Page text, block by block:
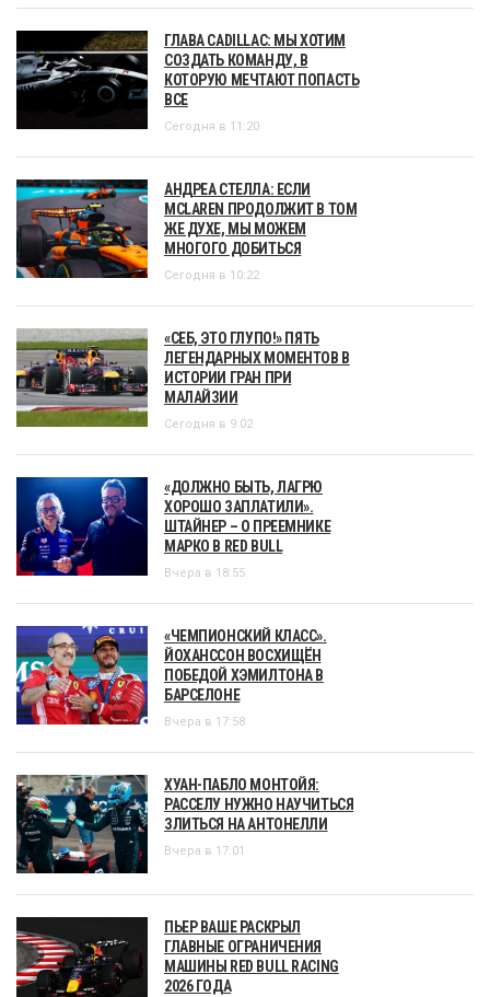
ГЛАВА CADILLAC: МЫ ХОТИМ
СОЗДАТЬ КОМАНДУ, В
КОТОРУЮ МЕЧТАЮТ ПОПАСТЬ
ВСЕ
Сегодня в 11:20
АНДРЕА СТЕЛЛА: ЕСЛИ
MCLAREN ПРОДОЛЖИТ В ТОМ
ЖЕ ДУХЕ, МЫ МОЖЕМ
МНОГОГО ДОБИТЬСЯ
Сегодня в 10:22
«СЕБ, ЭТО ГЛУПО!» ПЯТЬ
ЛЕГЕНДАРНЫХ МОМЕНТОВ В
ИСТОРИИ ГРАН ПРИ
МАЛАЙЗИИ
Сегодня в 9:02
«ДОЛЖНО БЫТЬ, ЛАГРЮ
ХОРОШО ЗАПЛАТИЛИ».
ШТАЙНЕР – О ПРЕЕМНИКЕ
МАРКО В RED BULL
Вчера в 18:55
«ЧЕМПИОНСКИЙ КЛАСС».
ЙОХАНССОН ВОСХИЩЁН
ПОБЕДОЙ ХЭМИЛТОНА В
БАРСЕЛОНЕ
Вчера в 17:58
ХУАН-ПАБЛО МОНТОЙЯ:
РАССЕЛУ НУЖНО НАУЧИТЬСЯ
ЗЛИТЬСЯ НА АНТОНЕЛЛИ
Вчера в 17:01
ПЬЕР ВАШЕ РАСКРЫЛ
ГЛАВНЫЕ ОГРАНИЧЕНИЯ
МАШИНЫ RED BULL RACING
2026 ГОДА